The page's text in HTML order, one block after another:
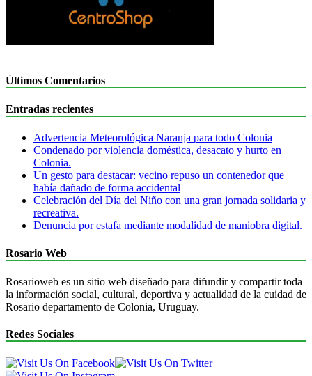
Últimos Comentarios
Entradas recientes
Advertencia Meteorológica Naranja para todo Colonia
Condenado por violencia doméstica, desacato y hurto en
Colonia.
Un gesto para destacar: vecino repuso un contenedor que
había dañado de forma accidental
Celebración del Día del Niño con una gran jornada solidaria y
recreativa.
Denuncia por estafa mediante modalidad de maniobra digital.
Rosario Web
Rosarioweb es un sitio web diseñado para difundir y compartir toda
la información social, cultural, deportiva y actualidad de la cuidad de
Rosario departamento de Colonia, Uruguay.
Redes Sociales